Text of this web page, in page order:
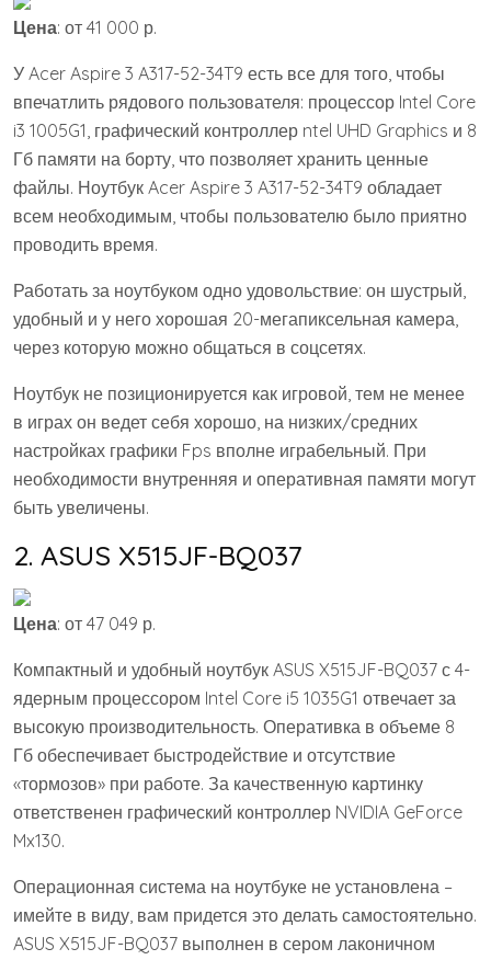
Цена: от 41 000 р.
У Acer Aspire 3 A317-52-34T9 есть все для того, чтобы
впечатлить рядового пользователя: процессор Intel Core
i3 1005G1, графический контроллер ntel UHD Graphics и 8
Гб памяти на борту, что позволяет хранить ценные
файлы. Ноутбук Acer Aspire 3 A317-52-34T9 обладает
всем необходимым, чтобы пользователю было приятно
проводить время.
Работать за ноутбуком одно удовольствие: он шустрый,
удобный и у него хорошая 20-мегапиксельная камера,
через которую можно общаться в соцсетях.
Ноутбук не позиционируется как игровой, тем не менее
в играх он ведет себя хорошо, на низких/средних
настройках графики Fps вполне играбельный. При
необходимости внутренняя и оперативная памяти могут
быть увеличены.
2. ASUS X515JF-BQ037
Цена: от 47 049 р.
Компактный и удобный ноутбук ASUS X515JF-BQ037 с 4-
ядерным процессором Intel Core i5 1035G1 отвечает за
высокую производительность. Оперативка в объеме 8
Гб обеспечивает быстродействие и отсутствие
«тормозов» при работе. За качественную картинку
ответственен графический контроллер NVIDIA GeForce
Mx130.
Операционная система на ноутбуке не установлена –
имейте в виду, вам придется это делать самостоятельно.
ASUS X515JF-BQ037 выполнен в сером лаконичном